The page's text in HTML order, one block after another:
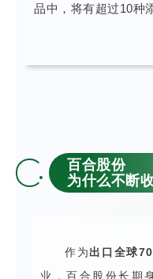
品中，将有超过10种
百合股份
为什么不断
作为出口全球
业，百合股份长期